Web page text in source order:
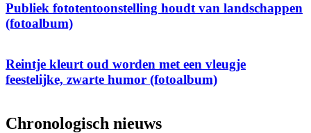
Publiek fototentoonstelling houdt van landschappen
(fotoalbum)
Reintje kleurt oud worden met een vleugje
feestelijke, zwarte humor (fotoalbum)
Chronologisch nieuws